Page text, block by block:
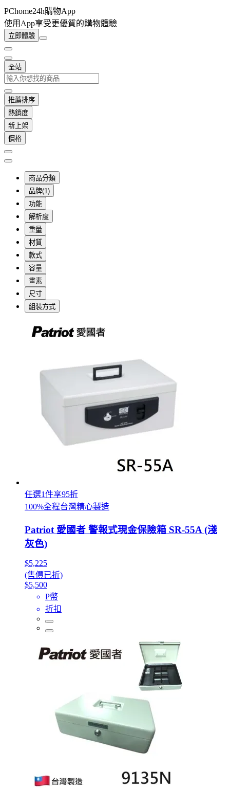
PChome24h購物App
使用App享受更優質的購物體驗
立即體驗
全站
推薦排序
熱銷度
新上架
價格
商品分類
品牌(1)
功能
解析度
重量
材質
款式
容量
畫素
尺寸
組裝方式
任選1件享95折
100%全程台灣精心製造
Patriot 愛國者 警報式現金保險箱 SR-55A (淺
灰色)
$5,225
(售價已折)
$5,500
P幣
折扣